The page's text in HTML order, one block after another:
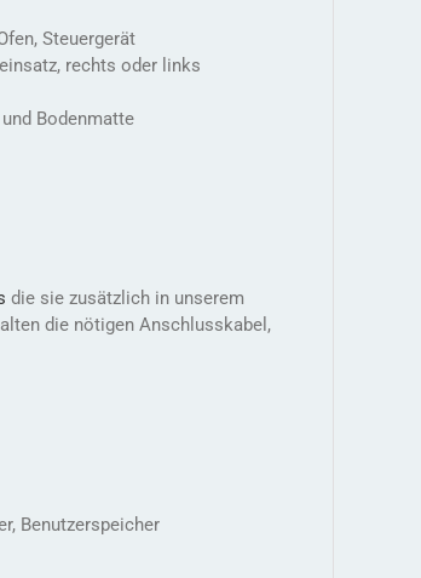
Steuergerät
rechts oder links
Bodenmatte
die sie zusätzlich in unserem
die nötigen Anschlusskabel,
Benutzerspeicher